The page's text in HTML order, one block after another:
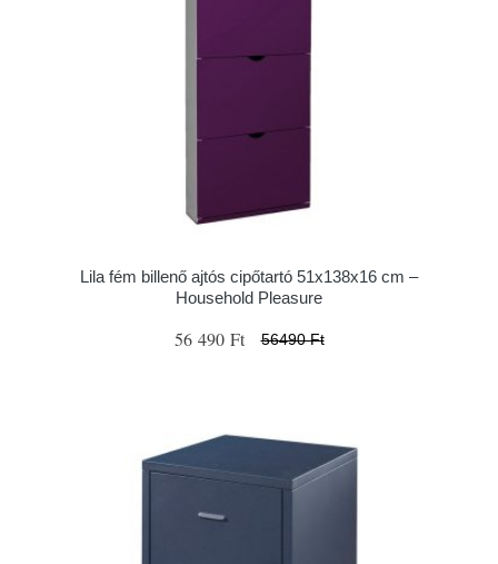
Lila fém billenő ajtós cipőtartó 51x138x16 cm –
Household Pleasure
56 490 Ft 56490 Ft